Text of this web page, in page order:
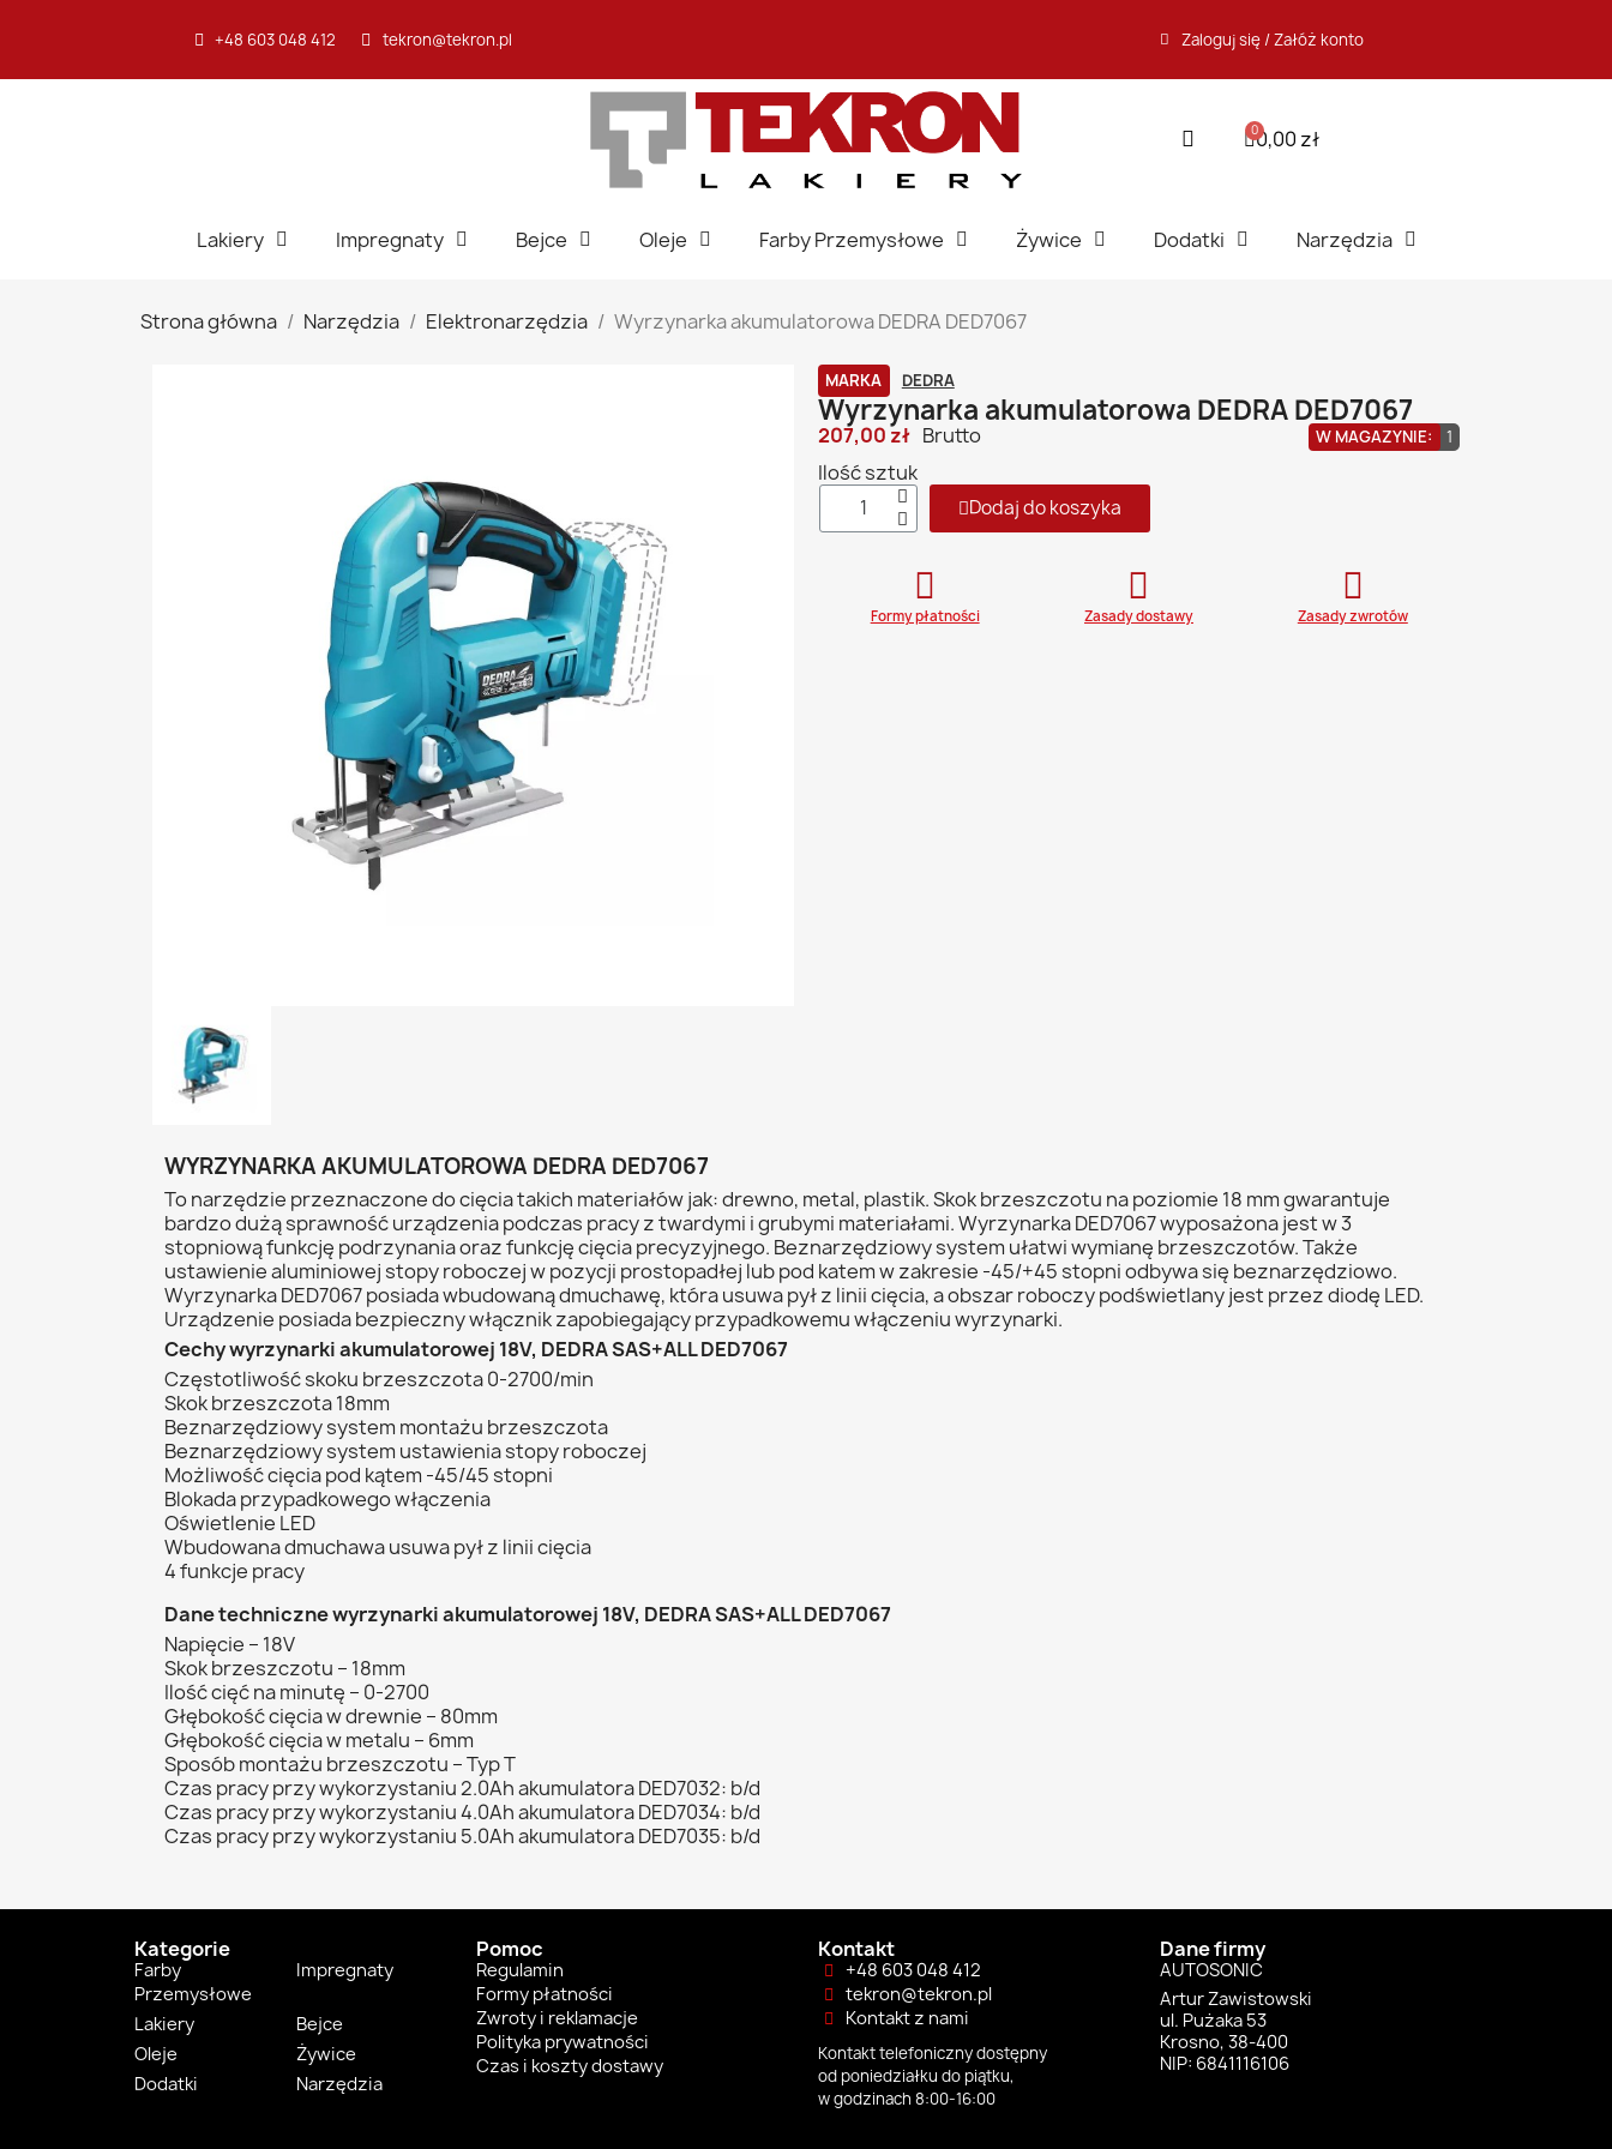
+48 603 048 412 tekron@tekron.pl Zaloguj się / Załóż konto
0,00 zł
Lakiery Impregnaty Bejce Oleje Farby Przemysłowe Żywice Dodatki Narzędzia
Strona główna Narzędzia Elektronarzędzia Wyrzynarka akumulatorowa DEDRA DED7067
MARKA DEDRA
Wyrzynarka akumulatorowa DEDRA DED7067
207,00 zł Brutto W MAGAZYNIE: 1
Ilość sztuk
Dodaj do koszyka
Formy płatności Zasady dostawy Zasady zwrotów
WYRZYNARKA AKUMULATOROWA DEDRA DED7067
To narzędzie przeznaczone do cięcia takich materiałów jak: drewno, metal, plastik. Skok brzeszczotu na poziomie 18 mm gwarantuje
bardzo dużą sprawność urządzenia podczas pracy z twardymi i grubymi materiałami. Wyrzynarka DED7067 wyposażona jest w 3
stopniową funkcję podrzynania oraz funkcję cięcia precyzyjnego. Beznarzędziowy system ułatwi wymianę brzeszczotów. Także
ustawienie aluminiowej stopy roboczej w pozycji prostopadłej lub pod katem w zakresie -45/+45 stopni odbywa się beznarzędziowo.
Wyrzynarka DED7067 posiada wbudowaną dmuchawę, która usuwa pył z linii cięcia, a obszar roboczy podświetlany jest przez diodę LED.
Urządzenie posiada bezpieczny włącznik zapobiegający przypadkowemu włączeniu wyrzynarki.
Cechy wyrzynarki akumulatorowej 18V, DEDRA SAS+ALL DED7067
Częstotliwość skoku brzeszczota 0-2700/min
Skok brzeszczota 18mm
Beznarzędziowy system montażu brzeszczota
Beznarzędziowy system ustawienia stopy roboczej
Możliwość cięcia pod kątem -45/45 stopni
Blokada przypadkowego włączenia
Oświetlenie LED
Wbudowana dmuchawa usuwa pył z linii cięcia
4 funkcje pracy
Dane techniczne wyrzynarki akumulatorowej 18V, DEDRA SAS+ALL DED7067
Napięcie – 18V
Skok brzeszczotu – 18mm
Ilość cięć na minutę – 0-2700
Głębokość cięcia w drewnie – 80mm
Głębokość cięcia w metalu – 6mm
Sposób montażu brzeszczotu – Typ T
Czas pracy przy wykorzystaniu 2.0Ah akumulatora DED7032: b/d
Czas pracy przy wykorzystaniu 4.0Ah akumulatora DED7034: b/d
Czas pracy przy wykorzystaniu 5.0Ah akumulatora DED7035: b/d
Kategorie
Farby
Przemysłowe
Impregnaty
Lakiery
Bejce
Oleje
Żywice
Dodatki
Narzędzia
Pomoc
Regulamin
Formy płatności
Zwroty i reklamacje
Polityka prywatności
Czas i koszty dostawy
Kontakt
+48 603 048 412
tekron@tekron.pl
Kontakt z nami
Kontakt telefoniczny dostępny
od poniedziałku do piątku,
w godzinach 8:00-16:00
Dane firmy
AUTOSONIC
Artur Zawistowski
ul. Pużaka 53
Krosno, 38-400
NIP: 6841116106